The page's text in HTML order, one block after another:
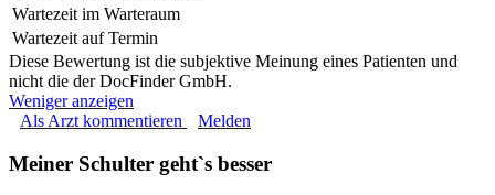
Wartezeit im Warteraum
Wartezeit auf Termin
Diese Bewertung ist die subjektive Meinung eines Patienten und
nicht die der DocFinder GmbH.
Weniger anzeigen
Als Arzt kommentieren
Melden
Meiner Schulter geht`s besser